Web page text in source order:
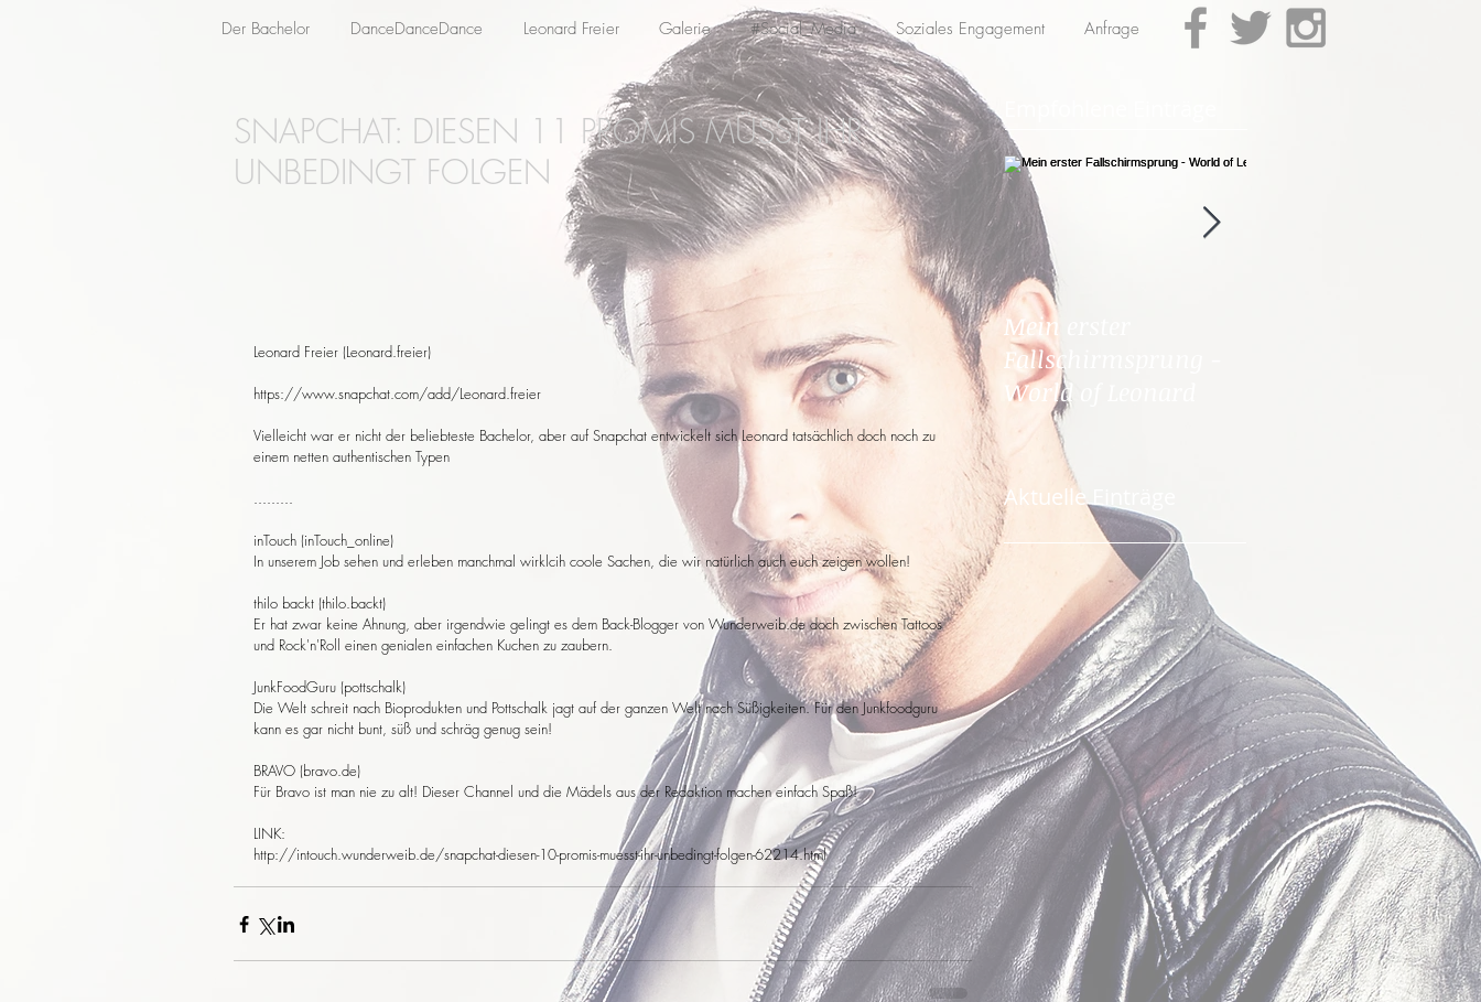
Der Bachelor DanceDanceDance Leonard Freier Galerie #Social_Media Soziales Engagement Anfrage
SNAPCHAT: DIESEN 11 PROMIS MÜSST IHR
UNBEDINGT FOLGEN
Leonard Freier (Leonard.freier)
https://www.snapchat.com/add/Leonard.freier
Vielleicht war er nicht der beliebteste Bachelor, aber auf Snapchat entwickelt sich Leonard tatsächlich doch noch zu
einem netten authentischen Typen
.........
inTouch (inTouch_online)
In unserem Job sehen und erleben manchmal wirklcih coole Sachen, die wir natürlich auch euch zeigen wollen!
thilo backt (thilo.backt)
Er hat zwar keine Ahnung, aber irgendwie gelingt es dem Back-Blogger von Wunderweib.de doch zwischen Tattoos
und Rock'n'Roll einen genialen einfachen Kuchen zu zaubern.
JunkFoodGuru (pottschalk)
Die Welt schreit nach Bioprodukten und Pottschalk jagt auf der ganzen Welt nach Süßigkeiten. Für den Junkfoodguru
kann es gar nicht bunt, süß und schräg genug sein!
BRAVO (bravo.de)
Für Bravo ist man nie zu alt! Dieser Channel und die Mädels aus der Redaktion machen einfach Spaß!
LINK:
http://intouch.wunderweib.de/snapchat-diesen-10-promis-muesst-ihr-unbedingt-folgen-62214.html
Mein erster
Fallschirmsprung -
World of Leonard
Aktuelle Einträge